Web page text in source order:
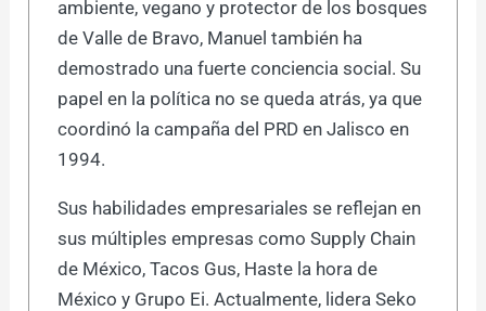
ambiente, vegano y protector de los bosques
de Valle de Bravo, Manuel también ha
demostrado una fuerte conciencia social. Su
papel en la política no se queda atrás, ya que
coordinó la campaña del PRD en Jalisco en
1994.
Sus habilidades empresariales se reflejan en
sus múltiples empresas como Supply Chain
de México, Tacos Gus, Haste la hora de
México y Grupo Ei. Actualmente, lidera Seko